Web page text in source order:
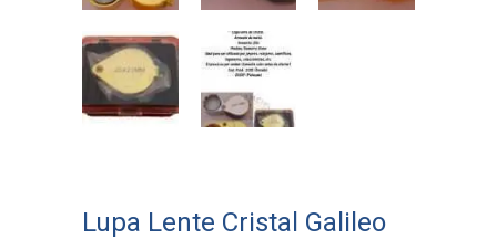
Lupa Lente Cristal Galileo